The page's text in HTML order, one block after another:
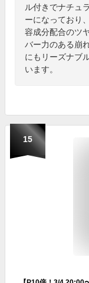
ル付きでナチュ
ーになっており
容成分配合のツ
バー力のある崩
にもリーズナブ
います。
15